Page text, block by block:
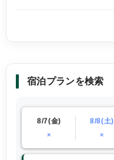
宿泊プランを検索
8/7(金)
×
8/8(土)
×